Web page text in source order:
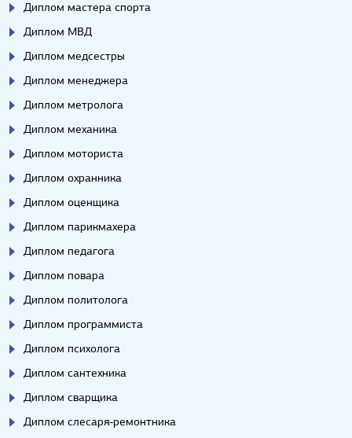
Диплом мастера спорта
Диплом МВД
Диплом медсестры
Диплом менеджера
Диплом метролога
Диплом механика
Диплом моториста
Диплом охранника
Диплом оценщика
Диплом парикмахера
Диплом педагога
Диплом повара
Диплом политолога
Диплом программиста
Диплом психолога
Диплом сантехника
Диплом сварщика
Диплом слесаря-ремонтника